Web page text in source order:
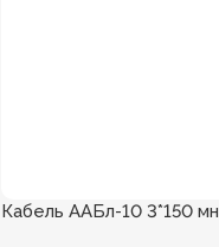
Кабель ААБл-10 3*150 мн